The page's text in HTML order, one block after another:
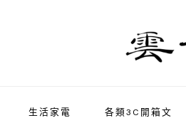
生活家電 各類3C開箱文